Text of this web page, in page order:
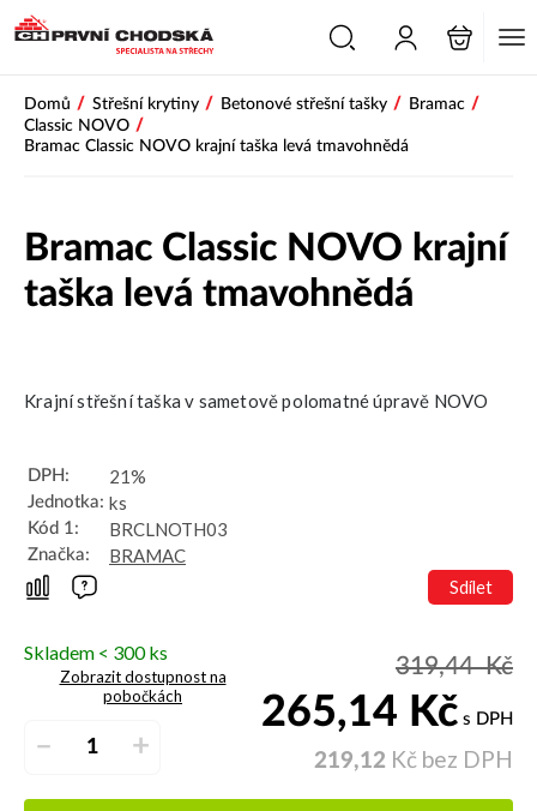
Domů / Střešní krytiny / Betonové střešní tašky / Bramac /
Classic NOVO /
Bramac Classic NOVO krajní taška levá tmavohnědá
Bramac Classic NOVO krajní
taška levá tmavohnědá
Krajní střešní taška v sametově polomatné úpravě NOVO
DPH: 21%
Jednotka: ks
Kód 1: BRCLNOTH03
Značka: BRAMAC
Sdílet
Skladem < 300 ks
Zobrazit dostupnost na
pobočkách
– +
319,44Kč
265,14 Kč s DPH
219,12 Kč bez DPH